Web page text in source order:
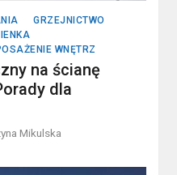
GRZEJNICTWO
WNĘTRZ
na ścianę
dla
Mikulska